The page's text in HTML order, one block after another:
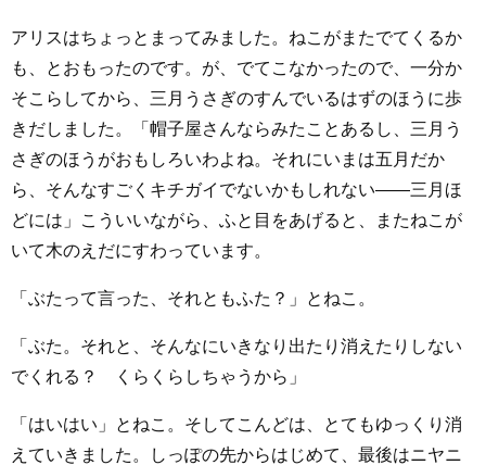
アリスはちょっとまってみました。ねこがまたでてくるか
も、とおもったのです。が、でてこなかったので、一分か
そこらしてから、三月うさぎのすんでいるはずのほうに歩
きだしました。「帽子屋さんならみたことあるし、三月う
さぎのほうがおもしろいわよね。それにいまは五月だか
ら、そんなすごくキチガイでないかもしれない――三月ほ
どには」こういいながら、ふと目をあげると、またねこが
いて木のえだにすわっています。
「ぶたって言った、それともふた？」とねこ。
「ぶた。それと、そんなにいきなり出たり消えたりしない
でくれる？ くらくらしちゃうから」
「はいはい」とねこ。そしてこんどは、とてもゆっくり消
えていきました。しっぽの先からはじめて、最後はニヤニ